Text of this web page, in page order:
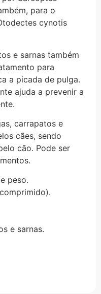
para o
cynotis
e sarnas também
para
a picada de pulga.
ajuda a prevenir a
carrapatos e
cães, sendo
cão. Pode ser
peso.
e sarnas.